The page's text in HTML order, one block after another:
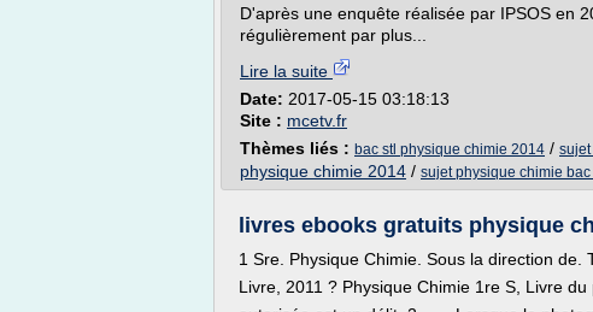
D'après une enquête réalisée par IPSOS en
régulièrement par plus...
Lire la suite
Date: 2017-05-15 03:18:13
Site : mcetv.fr
Thèmes liés : bac stl physique chimie 2014 /
physique chimie 2014 / sujet physique chimie bac
livres ebooks gratuits physique
1 Sre. Physique Chimie. Sous la direction de.
Livre, 2011 ? Physique Chimie 1re S, Livre